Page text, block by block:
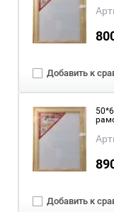
Добавить к
Добавить к